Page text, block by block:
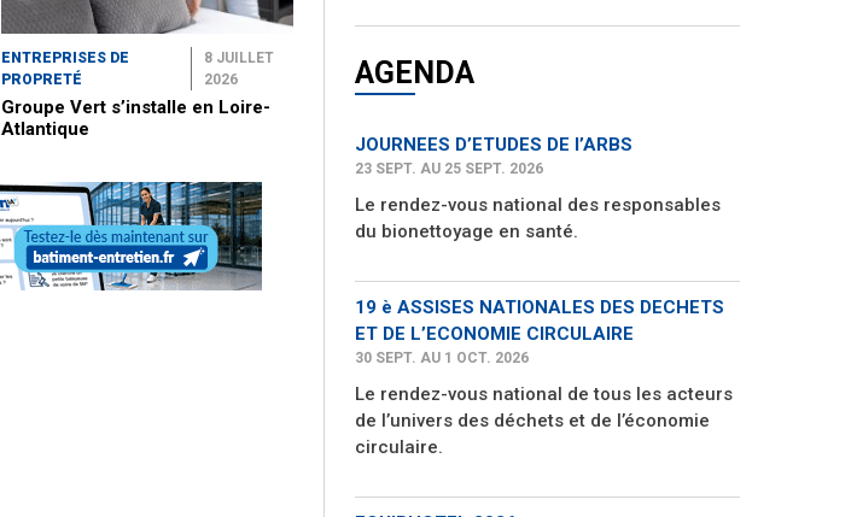
ENTREPRISES DE
PROPRETÉ
8 JUILLET
2026
Groupe Vert s’installe en Loire-
Atlantique
AGENDA
JOURNEES D’ETUDES DE l’ARBS
23 SEPT. AU 25 SEPT. 2026
Le rendez-vous national des responsables
du bionettoyage en santé.
19 è ASSISES NATIONALES DES DECHETS
ET DE L’ECONOMIE CIRCULAIRE
30 SEPT. AU 1 OCT. 2026
Le rendez-vous national de tous les acteurs
de l’univers des déchets et de l’économie
circulaire.